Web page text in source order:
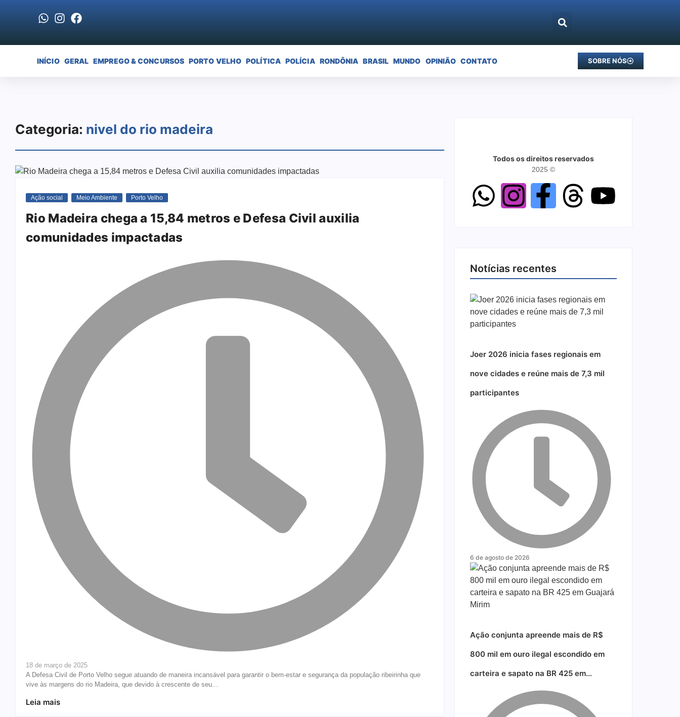
INÍCIO GERAL EMPREGO & CONCURSOS PORTO VELHO POLÍTICA POLÍCIA RONDÔNIA BRASIL MUNDO OPINIÃO CONTATO SOBRE NÓS
Categoria: nivel do rio madeira
Ação social Meio Ambiente Porto Velho
Rio Madeira chega a 15,84 metros e Defesa Civil auxilia
comunidades impactadas
18 de março de 2025
A Defesa Civil de Porto Velho segue atuando de maneira incansável para garantir o bem-estar e segurança da população ribeirinha que
vive às margens do rio Madeira, que devido à crescente de seu...
Leia mais
Todos os direitos reservados
2025 ©
Notícias recentes
Joer 2026 inicia fases regionais em
nove cidades e reúne mais de 7,3 mil
participantes
6 de agosto de 2026
Ação conjunta apreende mais de R$
800 mil em ouro ilegal escondido em
carteira e sapato na BR 425 em…